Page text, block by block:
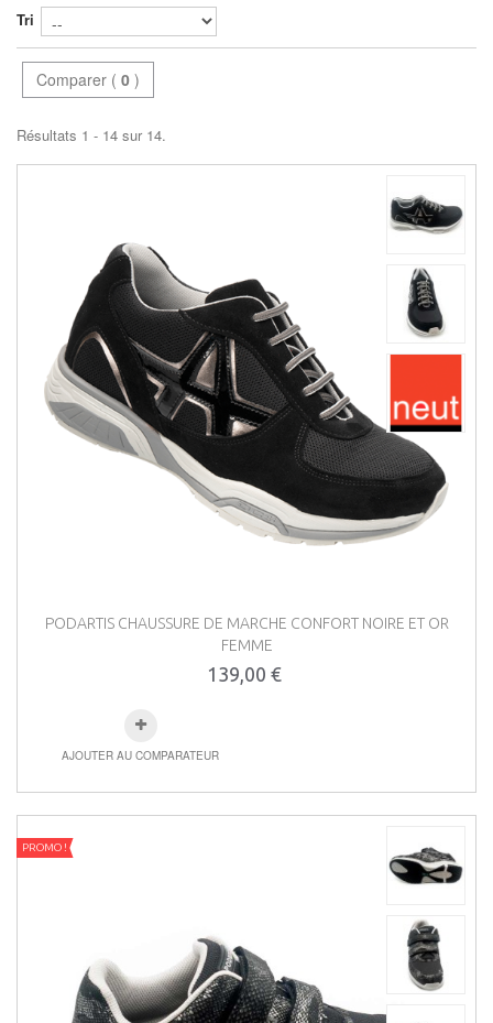
Tri
Comparer ( 0 )
Résultats 1 - 14 sur 14.
PODARTIS CHAUSSURE DE MARCHE CONFORT NOIRE ET OR
FEMME
139,00 €
AJOUTER AU COMPARATEUR
PROMO !